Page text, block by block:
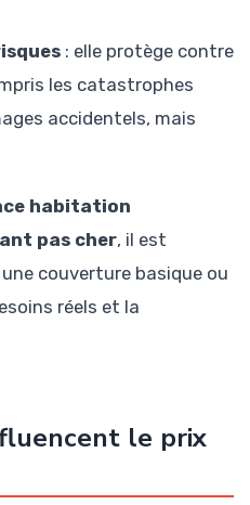
: elle protège contre
les catastrophes
accidentels, mais
habitation
pas cher, il est
couverture basique ou
réels et la
le prix